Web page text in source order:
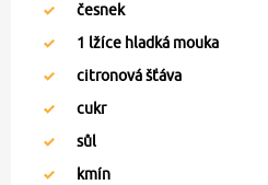
česnek
1 lžíce hladká mouka
citronová šťáva
cukr
sůl
kmín